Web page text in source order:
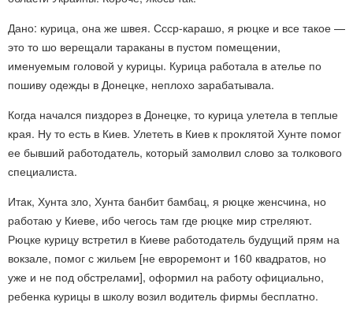
Дано: курица, она же швея. Ссср-карашо, я рюцке и все такое —
это то шо верещали тараканы в пустом помещении,
именуемым головой у курицы. Курица работала в ателье по
пошиву одежды в Донецке, неплохо зарабатывала.
Когда начался пиздорез в Донецке, то курица улетела в теплые
края. Ну то есть в Киев. Улететь в Киев к проклятой Хунте помог
ее бывший работодатель, который замолвил слово за толкового
специалиста.
Итак, Хунта зло, Хунта банбит бамбац, я рюцке женсчина, но
работаю у Киеве, ибо чегось там где рюцке мир стреляют.
Рюцке курицу встретил в Киеве работодатель будущий прям на
вокзале, помог с жильем [не евроремонт и 160 квадратов, но
уже и не под обстрелами], оформил на работу официально,
ребенка курицы в школу возил водитель фирмы бесплатно.